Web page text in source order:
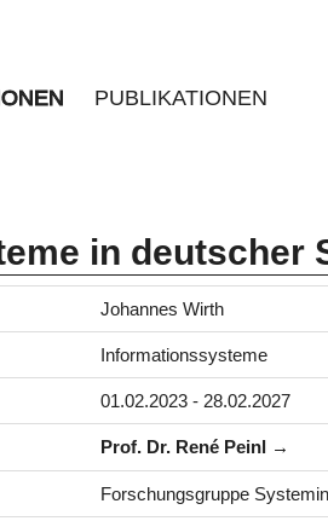
PUBLIKATIONEN
in deutscher
Johannes Wirth
Informationssysteme
01.02.2023 - 28.02.2027
Prof. Dr. René Peinl
Forschungsgruppe